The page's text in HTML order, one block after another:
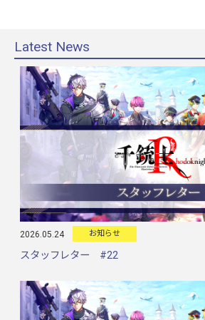
Latest News
2026.05.24 お知らせ
スタッフレター #22